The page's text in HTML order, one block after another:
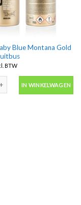
aantal
Blue Montana Gold
BTW
Blue Montana Gold
IN WINKELWAGEN